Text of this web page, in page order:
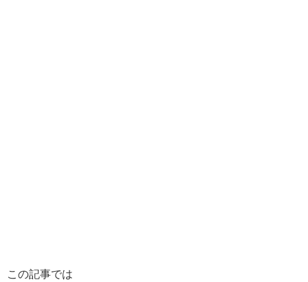
この記事では